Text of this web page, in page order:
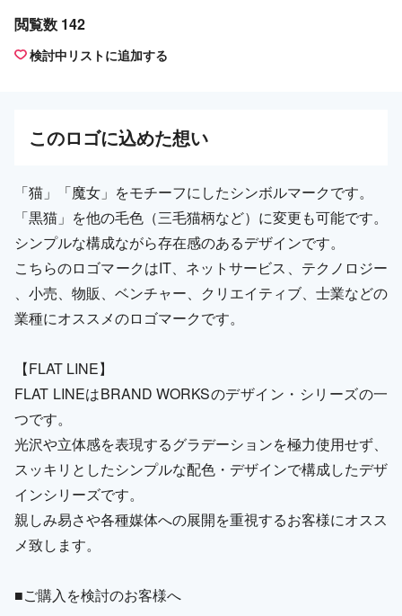
閲覧数 142
検討中リストに追加する
このロゴに込めた想い
「猫」「魔女」をモチーフにしたシンボルマークです。
「黒猫」を他の毛色（三毛猫柄など）に変更も可能です。
シンプルな構成ながら存在感のあるデザインです。
こちらのロゴマークはIT、ネットサービス、テクノロジー
、小売、物販、ベンチャー、クリエイティブ、士業などの
業種にオススメのロゴマークです。
【FLAT LINE】
FLAT LINEはBRAND WORKSのデザイン・シリーズの一
つです。
光沢や立体感を表現するグラデーションを極力使用せず、
スッキリとしたシンプルな配色・デザインで構成したデザ
インシリーズです。
親しみ易さや各種媒体への展開を重視するお客様にオスス
メ致します。
■ご購入を検討のお客様へ